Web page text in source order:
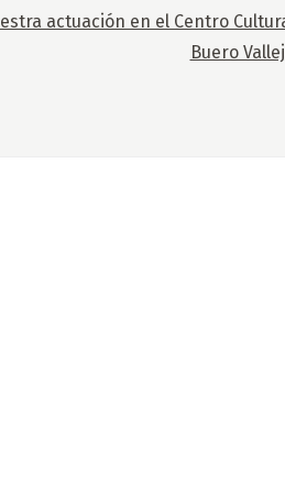
actuación en el Centro
Buero